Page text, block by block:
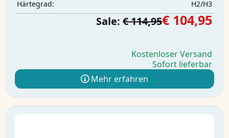
Härtegrad:
H2/H3
Sale: € 114,95€ 104,95
Kostenloser Versand
Sofort lieferbar
Mehr erfahren